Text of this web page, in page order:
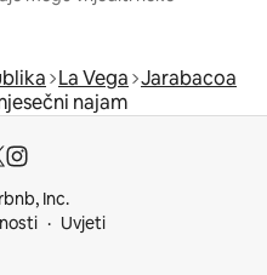
La Vega Jarabacoa
najam
Inc.
Uvjeti